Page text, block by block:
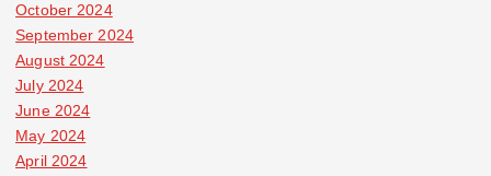
October 2024
September 2024
August 2024
July 2024
June 2024
May 2024
April 2024